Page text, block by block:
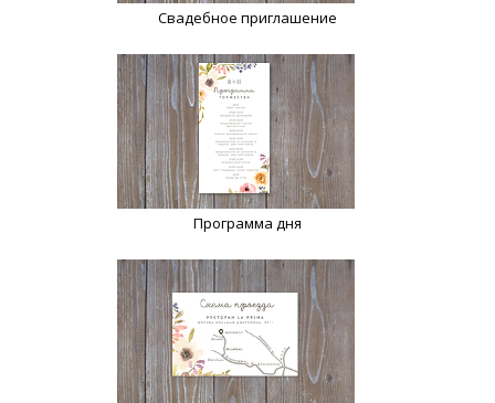
Свадебное приглашение
Программа дня